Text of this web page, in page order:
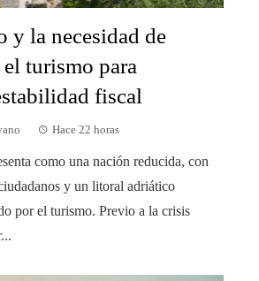
y la necesidad de
turismo para
fiscal
Hace 22 horas
como una nación reducida, con
y un litoral adriático
por el turismo. Previo a la crisis